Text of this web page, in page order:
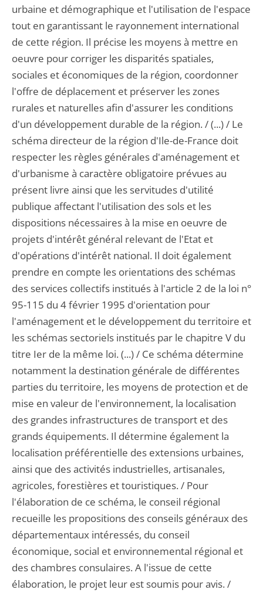
urbaine et démographique et l'utilisation de l'espace
tout en garantissant le rayonnement international
de cette région. Il précise les moyens à mettre en
oeuvre pour corriger les disparités spatiales,
sociales et économiques de la région, coordonner
l'offre de déplacement et préserver les zones
rurales et naturelles afin d'assurer les conditions
d'un développement durable de la région. / (...) / Le
schéma directeur de la région d'Ile-de-France doit
respecter les règles générales d'aménagement et
d'urbanisme à caractère obligatoire prévues au
présent livre ainsi que les servitudes d'utilité
publique affectant l'utilisation des sols et les
dispositions nécessaires à la mise en oeuvre de
projets d'intérêt général relevant de l'Etat et
d'opérations d'intérêt national. Il doit également
prendre en compte les orientations des schémas
des services collectifs institués à l'article 2 de la loi n°
95-115 du 4 février 1995 d'orientation pour
l'aménagement et le développement du territoire et
les schémas sectoriels institués par le chapitre V du
titre Ier de la même loi. (...) / Ce schéma détermine
notamment la destination générale de différentes
parties du territoire, les moyens de protection et de
mise en valeur de l'environnement, la localisation
des grandes infrastructures de transport et des
grands équipements. Il détermine également la
localisation préférentielle des extensions urbaines,
ainsi que des activités industrielles, artisanales,
agricoles, forestières et touristiques. / Pour
l'élaboration de ce schéma, le conseil régional
recueille les propositions des conseils généraux des
départementaux intéressés, du conseil
économique, social et environnemental régional et
des chambres consulaires. A l'issue de cette
élaboration, le projet leur est soumis pour avis. /